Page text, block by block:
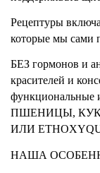
Рецептуры
которые мы сами
БЕЗ гормонов и
красителей и
ПШЕНИЦЫ,
ИЛИ
НАША